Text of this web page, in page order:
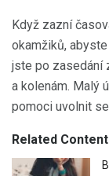
Když zazní
okamžiků,
jste po zasedání
a kolenám. Malý
pomoci uvolnit
Related Content